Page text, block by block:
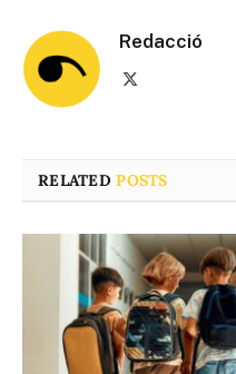
Redacció
RELATEDPOSTS